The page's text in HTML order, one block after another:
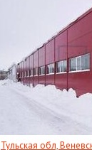
Тульская обл,